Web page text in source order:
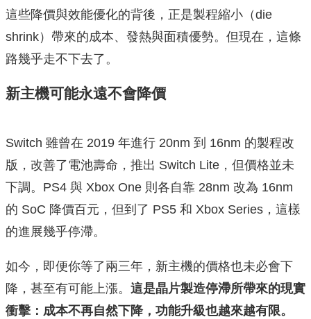
這些降價與效能優化的背後，正是製程縮小（die
shrink）帶來的成本、發熱與面積優勢。但現在，這條
路幾乎走不下去了。
新主機可能永遠不會降價
Switch 雖曾在 2019 年進行 20nm 到 16nm 的製程改
版，改善了電池壽命，推出 Switch Lite，但價格並未
下調。PS4 與 Xbox One 則各自靠 28nm 改為 16nm
的 SoC 降價百元，但到了 PS5 和 Xbox Series，這樣
的進展幾乎停滯。
如今，即便你等了兩三年，新主機的價格也未必會下
降，甚至有可能上漲。 這是晶片製造停滯所帶來的現實
衝擊：成本不再自然下降，功能升級也越來越有限。